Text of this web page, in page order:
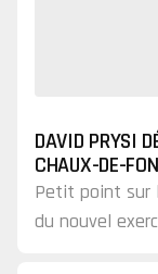
DAVID PRYSI
CHAUX-DE-
Petit point sur
du nouvel